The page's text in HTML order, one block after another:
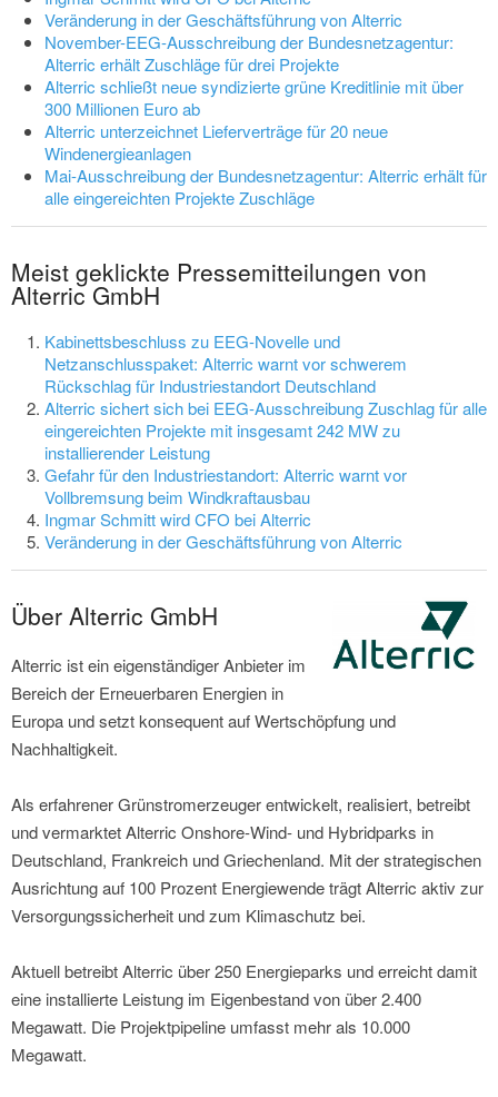
Veränderung in der Geschäftsführung von Alterric
November-EEG-Ausschreibung der Bundesnetzagentur:
Alterric erhält Zuschläge für drei Projekte
Alterric schließt neue syndizierte grüne Kreditlinie mit über
300 Millionen Euro ab
Alterric unterzeichnet Lieferverträge für 20 neue
Windenergieanlagen
Mai-Ausschreibung der Bundesnetzagentur: Alterric erhält für
alle eingereichten Projekte Zuschläge
Meist geklickte Pressemitteilungen von
Alterric GmbH
Kabinettsbeschluss zu EEG-Novelle und
Netzanschlusspaket: Alterric warnt vor schwerem
Rückschlag für Industriestandort Deutschland
Alterric sichert sich bei EEG-Ausschreibung Zuschlag für alle
eingereichten Projekte mit insgesamt 242 MW zu
installierender Leistung
Gefahr für den Industriestandort: Alterric warnt vor
Vollbremsung beim Windkraftausbau
Ingmar Schmitt wird CFO bei Alterric
Veränderung in der Geschäftsführung von Alterric
Über Alterric GmbH
Alterric ist ein eigenständiger Anbieter im
Bereich der Erneuerbaren Energien in
Europa und setzt konsequent auf Wertschöpfung und
Nachhaltigkeit.
Als erfahrener Grünstromerzeuger entwickelt, realisiert, betreibt
und vermarktet Alterric Onshore-Wind- und Hybridparks in
Deutschland, Frankreich und Griechenland. Mit der strategischen
Ausrichtung auf 100 Prozent Energiewende trägt Alterric aktiv zur
Versorgungssicherheit und zum Klimaschutz bei.
Aktuell betreibt Alterric über 250 Energieparks und erreicht damit
eine installierte Leistung im Eigenbestand von über 2.400
Megawatt. Die Projektpipeline umfasst mehr als 10.000
Megawatt.